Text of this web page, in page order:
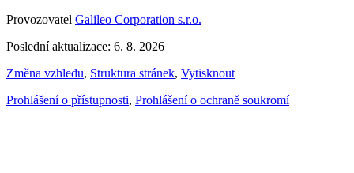
Provozovatel Galileo Corporation s.r.o.
Poslední aktualizace: 6. 8. 2026
Změna vzhledu, Struktura stránek, Vytisknout
Prohlášení o přístupnosti, Prohlášení o ochraně soukromí